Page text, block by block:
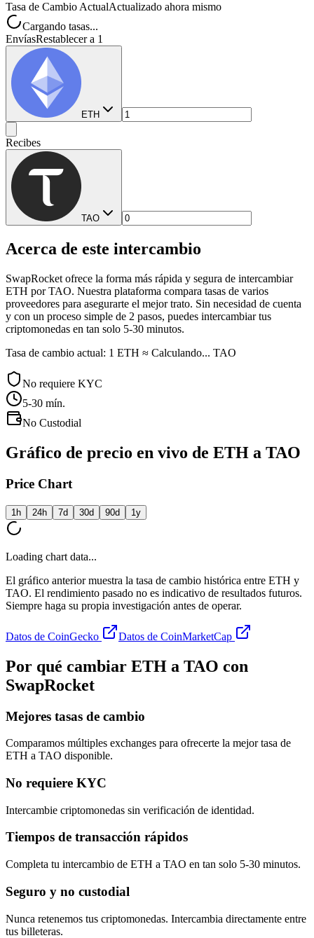
Tasa de Cambio ActualActualizado ahora mismo
Cargando tasas...
EnvíasRestablecer a 1
ETH
Recibes
TAO
Acerca de este intercambio
SwapRocket ofrece la forma más rápida y segura de intercambiar
ETH por TAO. Nuestra plataforma compara tasas de varios
proveedores para asegurarte el mejor trato. Sin necesidad de cuenta
y con un proceso simple de 2 pasos, puedes intercambiar tus
criptomonedas en tan solo 5-30 minutos.
Tasa de cambio actual: 1 ETH ≈ Calculando... TAO
No requiere KYC
5-30 mín.
No Custodial
Gráfico de precio en vivo de ETH a TAO
Price Chart
1h 24h 7d 30d 90d 1y
Loading chart data...
El gráfico anterior muestra la tasa de cambio histórica entre ETH y
TAO. El rendimiento pasado no es indicativo de resultados futuros.
Siempre haga su propia investigación antes de operar.
Datos de CoinGecko Datos de CoinMarketCap
Por qué cambiar ETH a TAO con
SwapRocket
Mejores tasas de cambio
Comparamos múltiples exchanges para ofrecerte la mejor tasa de
ETH a TAO disponible.
No requiere KYC
Intercambie criptomonedas sin verificación de identidad.
Tiempos de transacción rápidos
Completa tu intercambio de ETH a TAO en tan solo 5-30 minutos.
Seguro y no custodial
Nunca retenemos tus criptomonedas. Intercambia directamente entre
tus billeteras.